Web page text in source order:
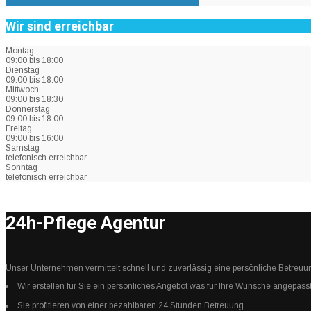
Wir sind erreichbar
Montag
09:00 bis 18:00
Dienstag
09:00 bis 18:00
Mittwoch
09:00 bis 18:30
Donnerstag
09:00 bis 18:00
Freitag
09:00 bis 16:00
Samstag
telefonisch erreichbar
Sonntag
telefonisch erreichbar
24h-Pflege Agentur
Unser Unternehmen vermittelt schnell und zuverlässig eine persönliche
Wir erstellen für Sie ein persönliches Angebot was für Ihre Wünsche
Sie profitieren von einer bezahlbaren 24 Stunden Betreuung.